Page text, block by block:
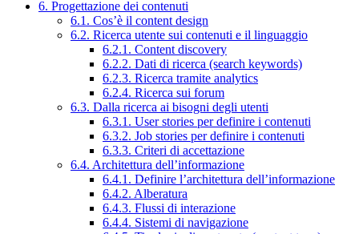
6. Progettazione dei contenuti
6.1. Cos’è il content design
6.2. Ricerca utente sui contenuti e il linguaggio
6.2.1. Content discovery
6.2.2. Dati di ricerca (search keywords)
6.2.3. Ricerca tramite analytics
6.2.4. Ricerca sui forum
6.3. Dalla ricerca ai bisogni degli utenti
6.3.1. User stories per definire i contenuti
6.3.2. Job stories per definire i contenuti
6.3.3. Criteri di accettazione
6.4. Architettura dell’informazione
6.4.1. Definire l’architettura dell’informazione
6.4.2. Alberatura
6.4.3. Flussi di interazione
6.4.4. Sistemi di navigazione